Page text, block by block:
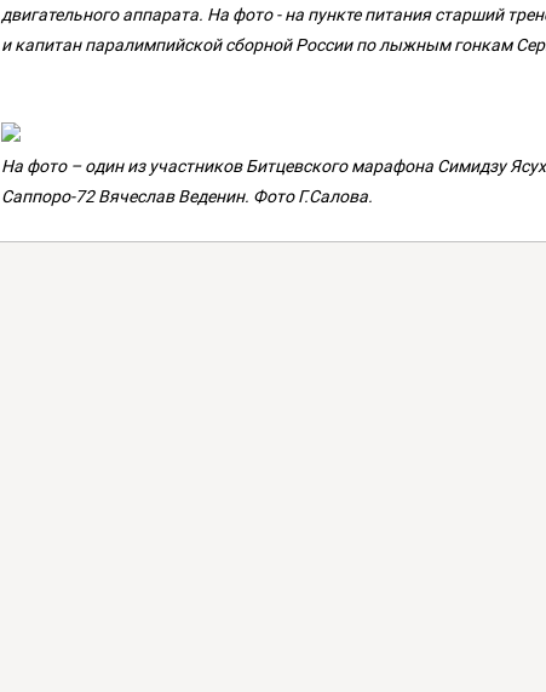
двигательного аппарата. На фото - на пункте питания старший
и капитан паралимпийской сборной России по лыжным гонкам
На фото – один из участников Битцевского марафона Симидзу
Саппоро-72 Вячеслав Веденин. Фото Г.Салова.